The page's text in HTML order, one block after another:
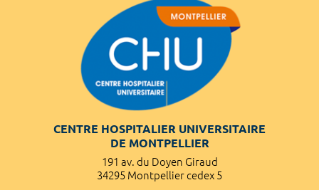
CENTRE HOSPITALIER UNIVERSITAIRE
DE MONTPELLIER
191 av. du Doyen Giraud
34295 Montpellier cedex 5